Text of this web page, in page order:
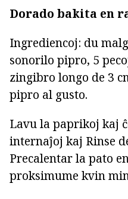
Dorado bakita en
Ingrediencoj: du
sonorilo pipro, 5
zingibro longo de 3
pipro al gusto.
Lavu la paprikoj kaj
internaĵoj kaj Rinse
Precalentar la pato
proksimume kvin